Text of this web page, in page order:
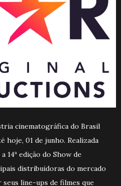
cinematográfica do Brasil
hoje, 01 de junho. Realizada
14ª edição do Show de
distribuidoras do mercado
line-ups de filmes que